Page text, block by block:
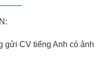
gửi CV tiếng Anh có ảnh